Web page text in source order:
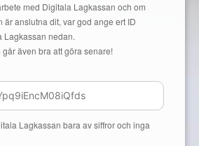
med Digitala Lagkassan och om
är anslutna dit, var god ange ert ID
Lagkassan nedan.
går även bra att göra senare!
Lagkassan bara av siffror och inga